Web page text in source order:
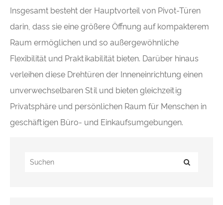
Insgesamt besteht der Hauptvorteil von Pivot-Türen
darin, dass sie eine größere Öffnung auf kompakterem
Raum ermöglichen und so außergewöhnliche
Flexibilität und Praktikabilität bieten. Darüber hinaus
verleihen diese Drehtüren der Inneneinrichtung einen
unverwechselbaren Stil und bieten gleichzeitig
Privatsphäre und persönlichen Raum für Menschen in
geschäftigen Büro- und Einkaufsumgebungen.